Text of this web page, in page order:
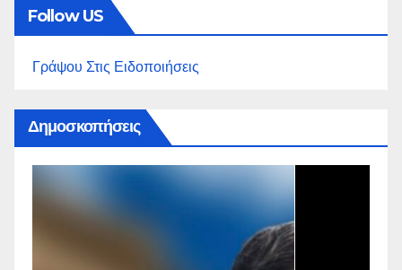
Follow US
Γράψου Στις Ειδοποιήσεις
Δημοσκοπήσεις